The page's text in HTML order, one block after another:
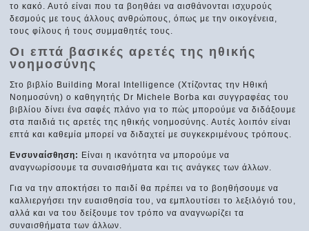
το κακό. Αυτό είναι που τα βοηθάει να αισθάνονται ισχυρούς
δεσμούς με τους άλλους ανθρώπους, όπως με την οικογένεια,
τους φίλους ή τους συμμαθητές τους.
Οι επτά βασικές αρετές της ηθικής
νοημοσύνης
Στο βιβλίο Building Moral Intelligence (Χτίζοντας την Ηθική
Νοημοσύνη) ο καθηγητής Dr Michele Borba και συγγραφέας του
βιβλίου δίνει ένα σαφές πλάνο για το πώς μπορούμε να διδάξουμε
στα παιδιά τις αρετές της ηθικής νοημοσύνης. Αυτές λοιπόν είναι
επτά και καθεμία μπορεί να διδαχτεί με συγκεκριμένους τρόπους.
Ενσυναίσθηση: Είναι η ικανότητα να μπορούμε να
αναγνωρίσουμε τα συναισθήματα και τις ανάγκες των άλλων.
Για να την αποκτήσει το παιδί θα πρέπει να το βοηθήσουμε να
καλλιεργήσει την ευαισθησία του, να εμπλουτίσει το λεξιλόγιό του,
αλλά και να του δείξουμε τον τρόπο να αναγνωρίζει τα
συναισθήματα των άλλων.